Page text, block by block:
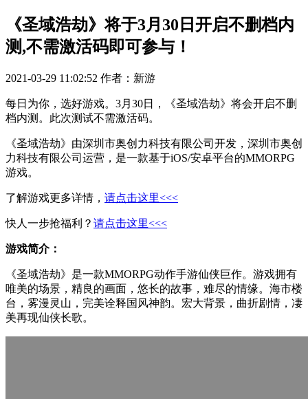
《圣域浩劫》将于3月30日开启不删档内
测,不需激活码即可参与！
2021-03-29 11:02:52 作者：新游
每日为你，选好游戏。3月30日，《圣域浩劫》将会开启不删
档内测。此次测试不需激活码。
《圣域浩劫》由深圳市奥创力科技有限公司开发，深圳市奥创
力科技有限公司运营，是一款基于iOS/安卓平台的MMORPG
游戏。
了解游戏更多详情， 请点击这里<<<
快人一步抢福利？ 请点击这里<<<
游戏简介：
《圣域浩劫》是一款MMORPG动作手游仙侠巨作。游戏拥有
唯美的场景，精良的画面，悠长的故事，难尽的情缘。海市楼
台，雾漫灵山，完美诠释国风神韵。宏大背景，曲折剧情，凄
美再现仙侠长歌。